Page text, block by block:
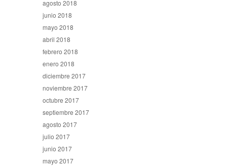
agosto 2018
junio 2018
mayo 2018
abril 2018
febrero 2018
enero 2018
diciembre 2017
noviembre 2017
octubre 2017
septiembre 2017
agosto 2017
julio 2017
junio 2017
mayo 2017